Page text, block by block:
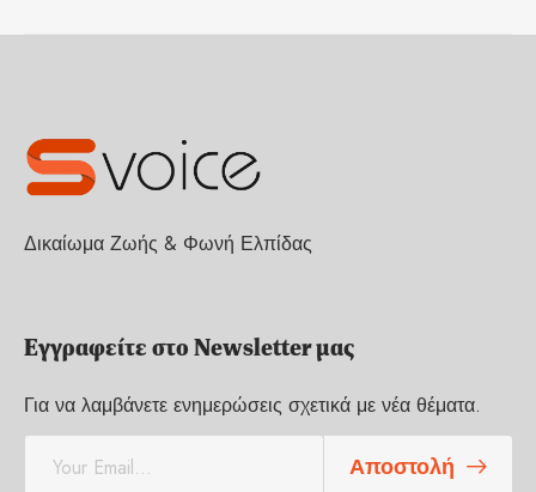
Δικαίωμα Ζωής & Φωνή Ελπίδας
Εγγραφείτε στο Newsletter μας
Για να λαμβάνετε ενημερώσεις σχετικά με νέα θέματα.
Αποστολή